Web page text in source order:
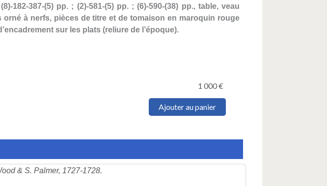
182-387-(5) pp. ; (2)-581-(5) pp. ; (6)-590-(38) pp., table, veau
orné à nerfs, pièces de titre et de tomaison en maroquin rouge
sur les plats (reliure de l’époque).
1 000€
quantité
de,
de
Ajouter au panier
& S. Palmer, 1727-1728.